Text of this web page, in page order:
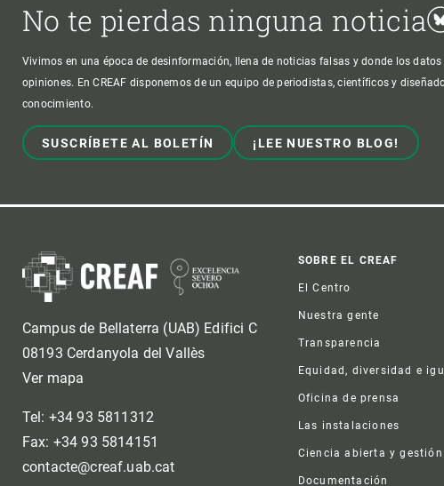
No te pierdas ninguna noticia
Vivimos en una época de desinformación, llena de noticias falsas y donde los
opiniones. En CREAF disponemos de un equipo de periodistas, científicos y
conocimiento.
SUSCRÍBETE AL BOLETÍN ¡LEE NUESTRO BLOG!
Campus de Bellaterra (UAB) Edifici C
08193 Cerdanyola del Vallès
Ver mapa
Tel: +34 93 5811312
Fax: +34 93 5814151
contacte@creaf.uab.cat
Footer
SOBRE EL CREAF
El Centro
Nuestra gente
Transparencia
Equidad, diversidad e
Oficina de prensa
Las instalaciones
Ciencia abierta y
Documentación